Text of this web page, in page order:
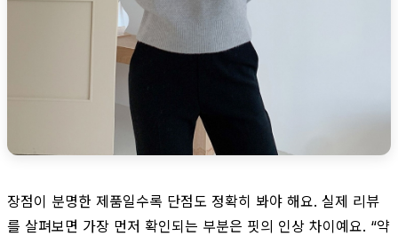
장점이 분명한 제품일수록 단점도 정확히 봐야 해요. 실제 리뷰
를 살펴보면 가장 먼저 확인되는 부분은 핏의 인상 차이예요. “약